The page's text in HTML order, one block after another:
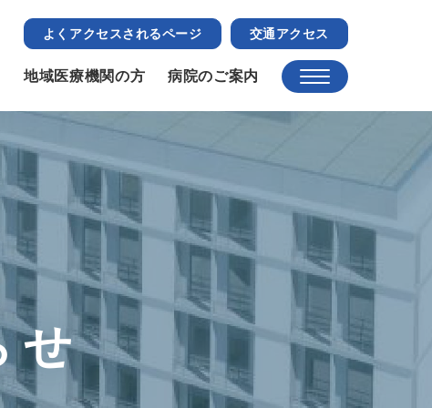
よくアクセスされるページ 交通アクセス
地域医療機関の方 病院のご案内
せ